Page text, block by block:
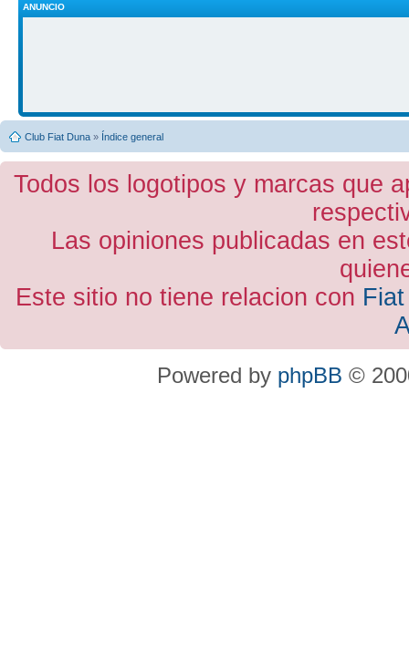
ANUNCIO
Club Fiat Duna » Índice general
Todos los logotipos y marcas que
Las opiniones publicadas en
Este sitio no tiene relacion con
Powered by phpBB ©